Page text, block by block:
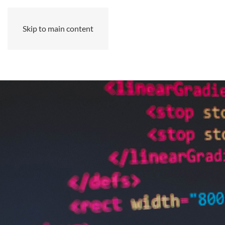
Skip to main content